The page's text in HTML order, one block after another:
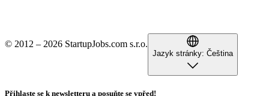
© 2012 – 2026 StartupJobs.com s.r.o.
Jazyk stránky: Čeština
Přihlaste se k newsletteru a posuňte se vpřed!